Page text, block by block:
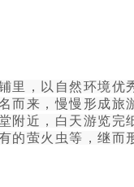
里，以自然环境优
而来，慢慢形成旅
附近，白天游览完
的萤火虫等，继而